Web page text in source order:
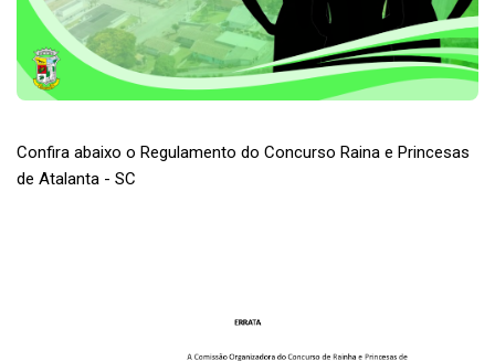
Confira abaixo o Regulamento do Concurso Raina e Princesas
de Atalanta - SC